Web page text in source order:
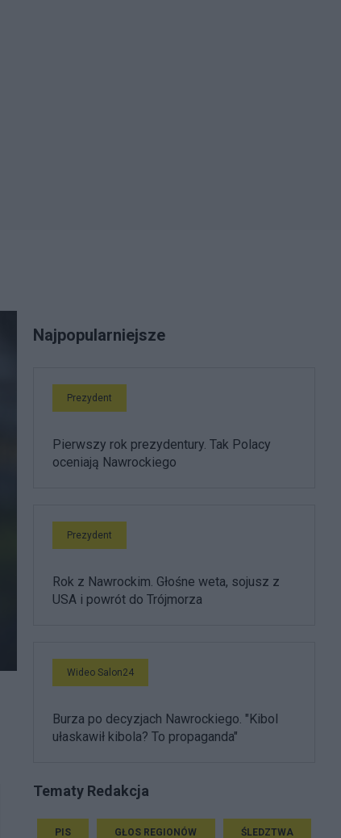
Najpopularniejsze
Prezydent
Pierwszy rok prezydentury. Tak Polacy
oceniają Nawrockiego
Prezydent
Rok z Nawrockim. Głośne weta, sojusz z
USA i powrót do Trójmorza
Wideo Salon24
Burza po decyzjach Nawrockiego. "Kibol
ułaskawił kibola? To propaganda"
Tematy Redakcja
PIS GŁOS REGIONÓW ŚLEDZTWA